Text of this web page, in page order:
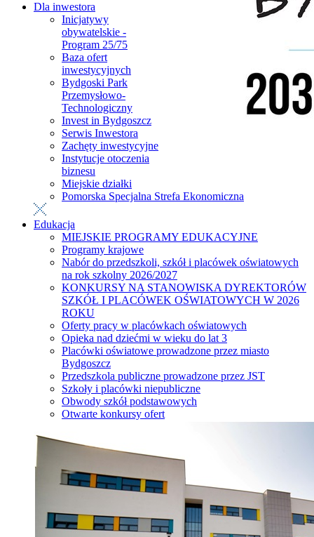
Dla inwestora
Inicjatywy
obywatelskie -
Program 25/75
Baza ofert
inwestycyjnych
Bydgoski Park
Przemysłowo-
Technologiczny
Invest in Bydgoszcz
Serwis Inwestora
Zachęty inwestycyjne
Instytucje otoczenia
biznesu
Miejskie działki
Pomorska Specjalna Strefa Ekonomiczna
Edukacja
MIEJSKIE PROGRAMY EDUKACYJNE
Programy krajowe
Nabór do przedszkoli, szkół i placówek oświatowych
na rok szkolny 2026/2027
KONKURSY NA STANOWISKA DYREKTORÓW
SZKÓŁ I PLACÓWEK OŚWIATOWYCH W 2026
ROKU
Oferty pracy w placówkach oświatowych
Opieka nad dziećmi w wieku do lat 3
Placówki oświatowe prowadzone przez miasto
Bydgoszcz
Przedszkola publiczne prowadzone przez JST
Szkoły i placówki niepubliczne
Obwody szkół podstawowych
Otwarte konkursy ofert